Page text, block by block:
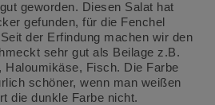
geworden. Diesen Salat hat
gefunden, für die Fenchel
der Erfindung machen wir den
sehr gut als Beilage z.B.
, Haloumikäse, Fisch. Die Farbe
schöner, wenn man weißen
die dunkle Farbe nicht.